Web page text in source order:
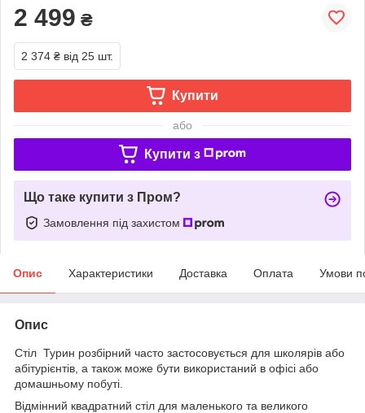
2 499 ₴
2 374 ₴ від 25 шт.
Купити
або
Купити з
Що таке купити з Пром?
Замовлення під захистом
Опис Характеристики Доставка Оплата Умови
Опис
Стіл Турин розбірний часто застосовується для школярів або
абітурієнтів, а також може бути використаний в офісі або
домашньому побуті.
Відмінний квадратний стіл для маленького та великого